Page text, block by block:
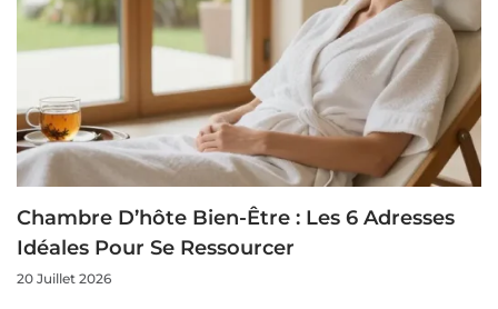
Chambre D’hôte Bien-Être : Les 6 Adresses
Idéales Pour Se Ressourcer
20 Juillet 2026